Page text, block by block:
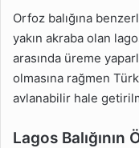
Orfoz balığına
yakın akraba olan
arasında üreme
olmasına rağmen
avlanabilir hale
Lagos